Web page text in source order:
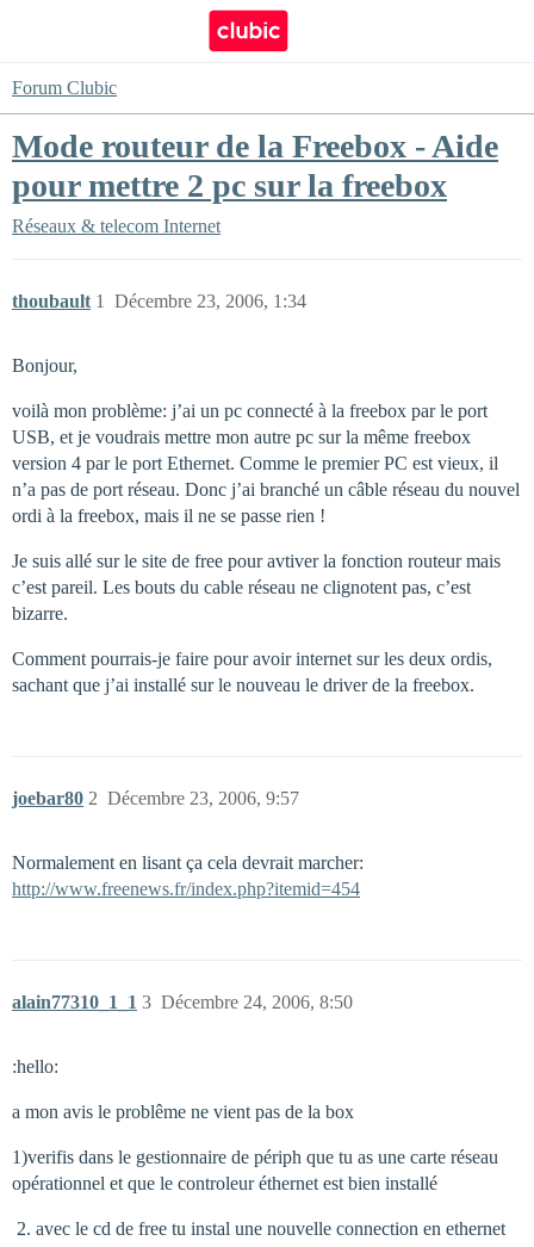
Forum Clubic
Mode routeur de la Freebox - Aide
pour mettre 2 pc sur la freebox
Réseaux & telecom Internet
thoubault Décembre 23, 2006, 1:34
1
Bonjour,
voilà mon problème: j’ai un pc connecté à la freebox par le port
USB, et je voudrais mettre mon autre pc sur la même freebox
version 4 par le port Ethernet. Comme le premier PC est vieux, il
n’a pas de port réseau. Donc j’ai branché un câble réseau du nouvel
ordi à la freebox, mais il ne se passe rien !
Je suis allé sur le site de free pour avtiver la fonction routeur mais
c’est pareil. Les bouts du cable réseau ne clignotent pas, c’est
bizarre.
Comment pourrais-je faire pour avoir internet sur les deux ordis,
sachant que j’ai installé sur le nouveau le driver de la freebox.
joebar80 Décembre 23, 2006, 9:57
2
Normalement en lisant ça cela devrait marcher:
http://www.freenews.fr/index.php?itemid=454
alain77310_1_1 Décembre 24, 2006, 8:50
3
:hello:
a mon avis le problême ne vient pas de la box
1)verifis dans le gestionnaire de périph que tu as une carte réseau
opérationnel et que le controleur éthernet est bien installé
avec le cd de free tu instal une nouvelle connection en ethernet